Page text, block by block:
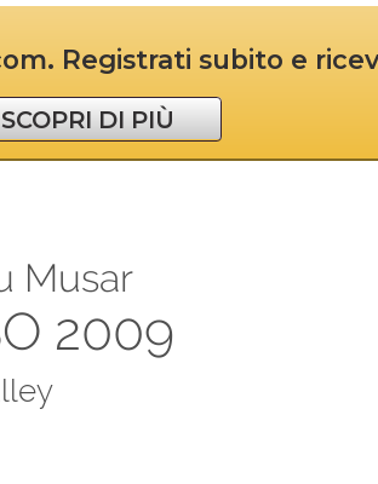
Registrati subito e
SCOPRI DI PIÙ
Musar
2009